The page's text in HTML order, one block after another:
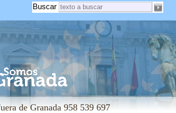
Buscar
de Granada 958 539 697